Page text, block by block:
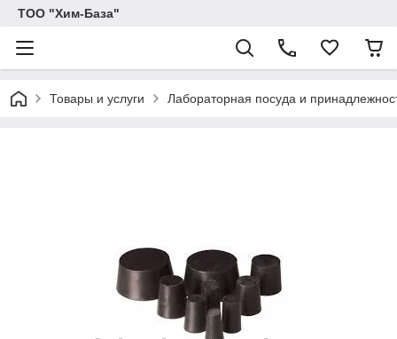
ТОО "Хим-База"
Товары и услуги Лабораторная посуда и